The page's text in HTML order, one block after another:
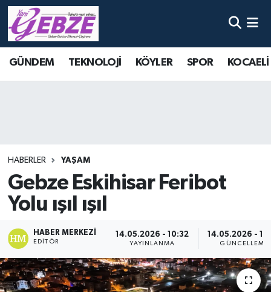
GÜNDEM TEKNOLOJİ KÖYLER SPOR
HABERLER YAŞAM
Gebze Eskihisar Feribot
Yolu ışıl ışıl
HABER MERKEZI
EDITÖR
14.05.2026 - 10:32
YAYINLANMA
14.05.2026 -
GÜNCELLEME
Nöbetçi Eczaneler
Tüm Manşetler
Son Dakika Haberleri
Haber Arşivi